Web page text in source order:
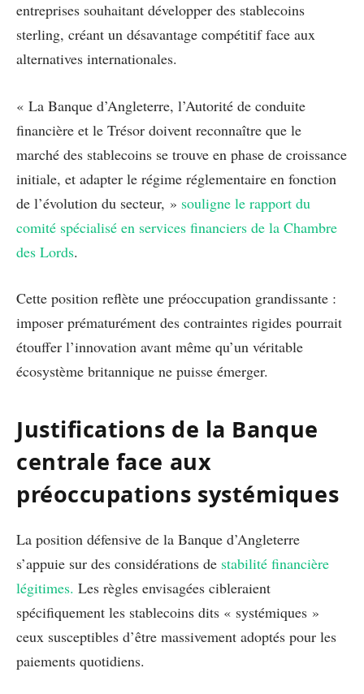
entreprises souhaitant développer des stablecoins
sterling, créant un désavantage compétitif face aux
alternatives internationales.
« La Banque d’Angleterre, l’Autorité de conduite
financière et le Trésor doivent reconnaître que le
marché des stablecoins se trouve en phase de croissance
initiale, et adapter le régime réglementaire en fonction
de l’évolution du secteur, » souligne le rapport du
comité spécialisé en services financiers de la Chambre
des Lords.
Cette position reflète une préoccupation grandissante :
imposer prématurément des contraintes rigides pourrait
étouffer l’innovation avant même qu’un véritable
écosystème britannique ne puisse émerger.
Justifications de la Banque
centrale face aux
préoccupations systémiques
La position défensive de la Banque d’Angleterre
s’appuie sur des considérations de stabilité financière
légitimes. Les règles envisagées cibleraient
spécifiquement les stablecoins dits « systémiques »
ceux susceptibles d’être massivement adoptés pour les
paiements quotidiens.